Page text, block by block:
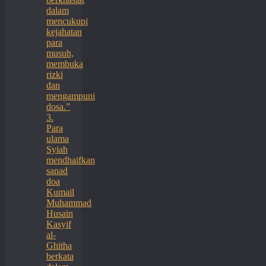
dalam
mencukupi
kejahatan
para
musuh,
membuka
rizki
dan
mengampuni
dosa.”
3.
Para
ulama
Syiah
mendhaifkan
sanad
doa
Kumail
Muhammad
Husain
Kasyif
al-
Ghitha
berkata